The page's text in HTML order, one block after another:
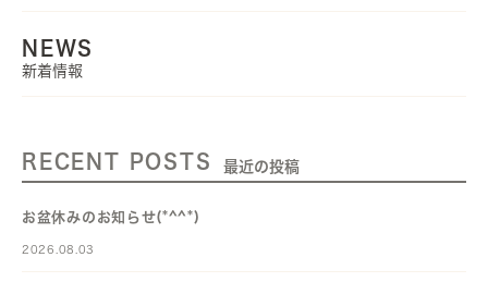
NEWS
新着情報
RECENT POSTS 最近の投稿
お盆休みのお知らせ(*^^*)
2026.08.03